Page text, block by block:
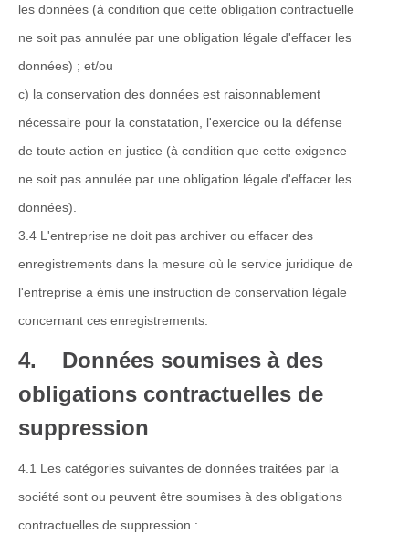
les données (à condition que cette obligation contractuelle
ne soit pas annulée par une obligation légale d'effacer les
données) ; et/ou
c) la conservation des données est raisonnablement
nécessaire pour la constatation, l'exercice ou la défense
de toute action en justice (à condition que cette exigence
ne soit pas annulée par une obligation légale d'effacer les
données).
3.4 L'entreprise ne doit pas archiver ou effacer des
enregistrements dans la mesure où le service juridique de
l'entreprise a émis une instruction de conservation légale
concernant ces enregistrements.
4. Données soumises à des
obligations contractuelles de
suppression
4.1 Les catégories suivantes de données traitées par la
société sont ou peuvent être soumises à des obligations
contractuelles de suppression :